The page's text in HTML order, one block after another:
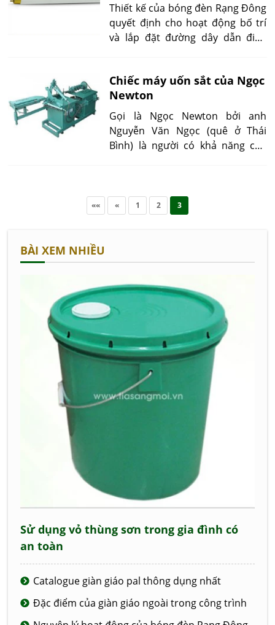
Thiết kế của bóng đèn Rạng Đông
quyết định cho hoạt động bố trí
và lắp đặt đường dây dẫn điện
Chiếc máy uốn sắt của Ngọc
Newton
Gọi là Ngọc Newton bởi anh
Nguyễn Văn Ngọc (quê ở Thái
Bình) là người có khả năng chế
chén...
«« « 1 2 3
BÀI XEM NHIỀU
Sử dụng vỏ thùng sơn trong gia đình có
an toàn
Catalogue giàn giáo pal thông dụng nhất
Đặc điểm của giàn giáo ngoài trong công trình